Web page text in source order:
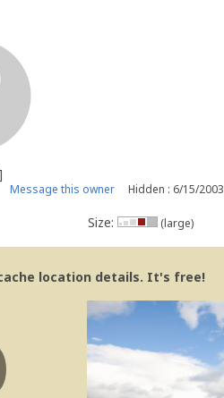
Message this owner Hidden : 6/15/2003
Size: (large)
location details. It's free!